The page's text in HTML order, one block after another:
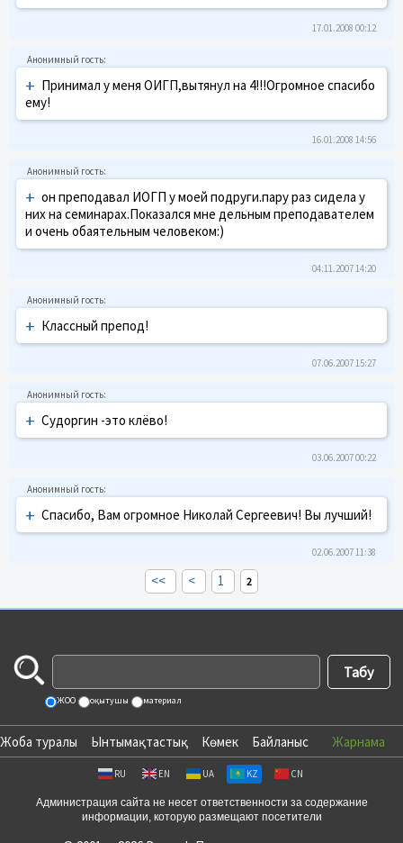
17.01.2008 00:12
+ Принимал у меня ОИГП,вытянул на 4!!!Огромное спасибо
ему!
16.01.2008 14:56
+ он преподавал ИОГП у моей подруги.пару раз сидела у
них на семинарах.Показался мне дельным преподавателем
и очень обаятельным человеком:)
04.11.2007 14:20
+ Классный препод!
07.06.2007 15:27
+ Судоргин -это клёво!
03.06.2007 00:22
+ Спасибо, Вам огромное Николай Сергеевич! Вы лучший!
02.06.2007 11:38
<< < 1 2
ЖОО оқытушы материал
Жоба туралы Ынтымақтастық Көмек Байланыс Жарнама
RU EN UA KZ CN
Администрация сайта не несет ответственности за содержание
информации, которую размещают посетители